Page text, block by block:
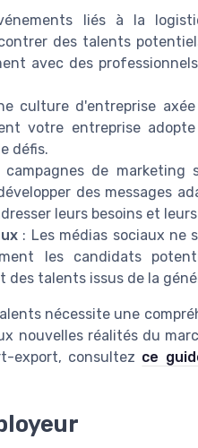
liés à la
des talents
avec des
culture d'entreprise
votre entreprise
défis.
campagnes de marketing
des messages
leurs besoins et
: Les médias sociaux ne
les candidats
talents issus de la
nécessite une
nouvelles réalités du
export, consultez ce